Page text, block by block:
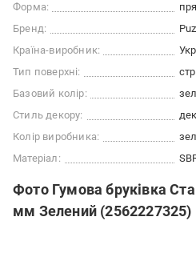
Форма:
Бренд:
Країна-виробник:
Тип поверхні:
Базовий колір:
Стиль декору:
Колір виробника:
Матеріал:
Фото Гумова бруківка
мм Зелений (2562227325)